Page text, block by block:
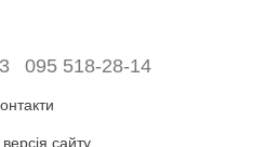
095 518-28-14
сайту